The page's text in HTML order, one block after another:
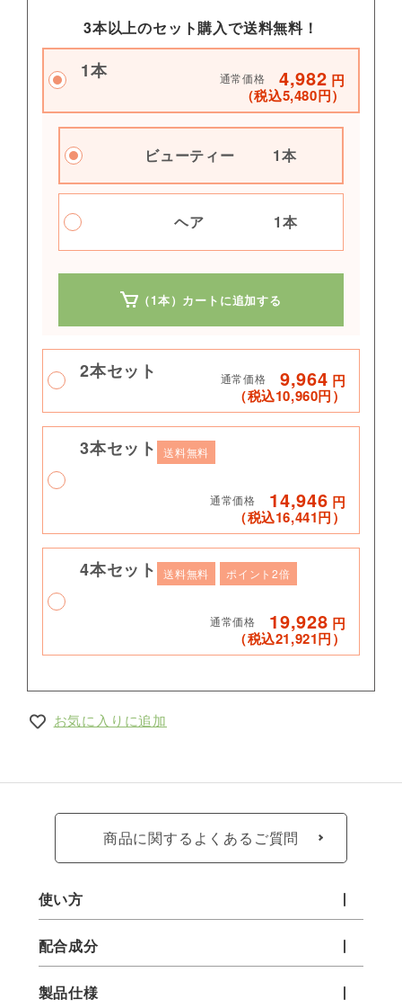
3本以上のセット購入で送料無料！
1本 通常価格 4,982 円
（税込5,480円）
ビューティー 1本
ヘア 1本
（1本）カートに追加する
2本セット 通常価格 9,964 円
（税込10,960円）
ビューティー
ビューティー
1本
ヘア
1本
ヘア 2本
3本セット 送料無料
通常価格 14,946 円
（税込16,441円）
ビューティー 3本
ビューティー
2本
ヘア
1本
4本セット 送料無料 ポイント2倍
通常価格 19,928 円
（税込21,921円）
ビューティー 4本
ヘア
1本
ヘア
2本
ヘア 4本
お気に入りに追加
商品に関するよくあるご質問
使い方
配合成分
製品仕様